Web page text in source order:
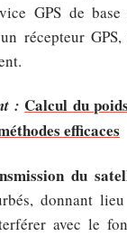
GPS de
récepteur
: Calcul du
efficaces
du
donnant
avec le